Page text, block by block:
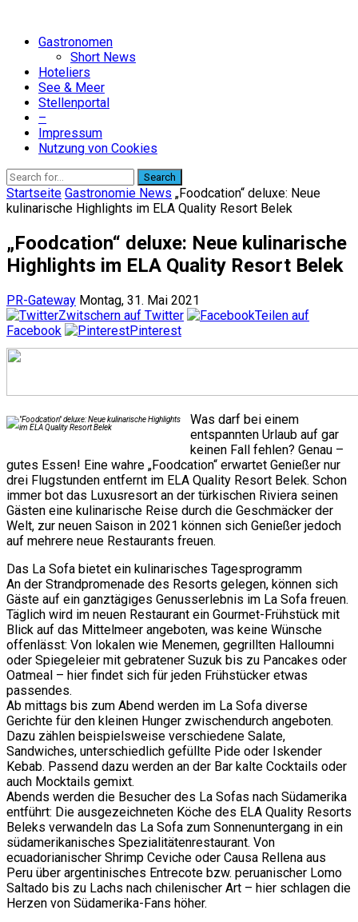
Gastronomen
Short News
Hoteliers
See & Meer
Stellenportal
–
Impressum
Nutzung von Cookies
Search
Startseite Gastronomie News „Foodcation“ deluxe: Neue
kulinarische Highlights im ELA Quality Resort Belek
„Foodcation“ deluxe: Neue kulinarische
Highlights im ELA Quality Resort Belek
PR-Gateway Montag, 31. Mai 2021
Zwitschern auf Twitter
Teilen auf
Facebook
Pinterest
Was darf bei einem
entspannten Urlaub auf gar
keinen Fall fehlen? Genau –
gutes Essen! Eine wahre „Foodcation“ erwartet Genießer nur
drei Flugstunden entfernt im ELA Quality Resort Belek. Schon
immer bot das Luxusresort an der türkischen Riviera seinen
Gästen eine kulinarische Reise durch die Geschmäcker der
Welt, zur neuen Saison in 2021 können sich Genießer jedoch
auf mehrere neue Restaurants freuen.
Das La Sofa bietet ein kulinarisches Tagesprogramm
An der Strandpromenade des Resorts gelegen, können sich
Gäste auf ein ganztägiges Genusserlebnis im La Sofa freuen.
Täglich wird im neuen Restaurant ein Gourmet-Frühstück mit
Blick auf das Mittelmeer angeboten, was keine Wünsche
offenlässt: Von lokalen wie Menemen, gegrillten Halloumni
oder Spiegeleier mit gebratener Suzuk bis zu Pancakes oder
Oatmeal – hier findet sich für jeden Frühstücker etwas
passendes.
Ab mittags bis zum Abend werden im La Sofa diverse
Gerichte für den kleinen Hunger zwischendurch angeboten.
Dazu zählen beispielsweise verschiedene Salate,
Sandwiches, unterschiedlich gefüllte Pide oder Iskender
Kebab. Passend dazu werden an der Bar kalte Cocktails oder
auch Mocktails gemixt.
Abends werden die Besucher des La Sofas nach Südamerika
entführt: Die ausgezeichneten Köche des ELA Quality Resorts
Beleks verwandeln das La Sofa zum Sonnenuntergang in ein
südamerikanisches Spezialitätenrestaurant. Von
ecuadorianischer Shrimp Ceviche oder Causa Rellena aus
Peru über argentinisches Entrecote bzw. peruanischer Lomo
Saltado bis zu Lachs nach chilenischer Art – hier schlagen die
Herzen von Südamerika-Fans höher.